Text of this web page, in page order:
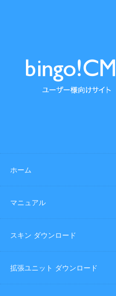
ホーム
マニュアル
スキン ダウンロード
拡張ユニット ダウンロード